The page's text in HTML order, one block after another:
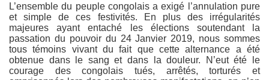
L’ensemble du peuple congolais a exigé l’annulation pure
et simple de ces festivités. En plus des irrégularités
majeures ayant entaché les élections soutendant la
passation du pouvoir du 24 Janvier 2019, nous sommes
tous témoins vivant du fait que cette alternance a été
obtenue dans le sang et dans la douleur. N’eut été le
courage des congolais tués, arrêtés, torturés et